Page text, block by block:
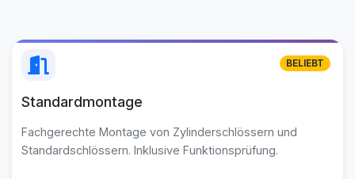
Standardmontage
Fachgerechte Montage von Zylinderschlössern und
Standardschlössern. Inklusive Funktionsprüfung.
BELIEBT